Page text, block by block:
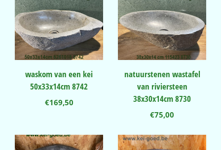
waskom van een kei
50x33x14cm 8742
€169,50
natuurstenen wastafel
van riviersteen
38x30x14cm 8730
€75,00